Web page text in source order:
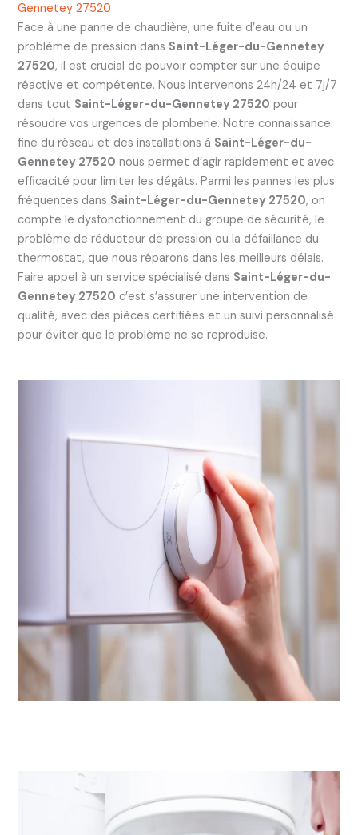
Gennetey 27520
Face à une panne de chaudière, une fuite d’eau ou un
problème de pression dans Saint-Léger-du-Gennetey
27520, il est crucial de pouvoir compter sur une équipe
réactive et compétente. Nous intervenons 24h/24 et 7j/7
dans tout Saint-Léger-du-Gennetey 27520 pour
résoudre vos urgences de plomberie. Notre connaissance
fine du réseau et des installations à Saint-Léger-du-
Gennetey 27520 nous permet d’agir rapidement et avec
efficacité pour limiter les dégâts. Parmi les pannes les plus
fréquentes dans Saint-Léger-du-Gennetey 27520, on
compte le dysfonctionnement du groupe de sécurité, le
problème de réducteur de pression ou la défaillance du
thermostat, que nous réparons dans les meilleurs délais.
Faire appel à un service spécialisé dans Saint-Léger-du-
Gennetey 27520 c’est s’assurer une intervention de
qualité, avec des pièces certifiées et un suivi personnalisé
pour éviter que le problème ne se reproduise.